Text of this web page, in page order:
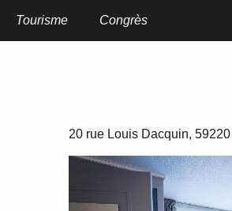
Tourisme CongrèsHôtel Kyriad Rouvignies
Hôtel Kyriad
20 rue Louis Dacquin,